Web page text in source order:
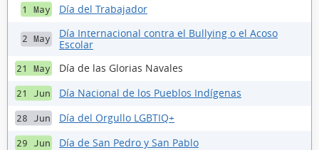
1 May Día del Trabajador
2 May
Día Internacional contra el Bullying o el Acoso
Escolar
21 May Día de las Glorias Navales
21 Jun Día Nacional de los Pueblos Indígenas
28 Jun Día del Orgullo LGBTIQ+
29 Jun Día de San Pedro y San Pablo